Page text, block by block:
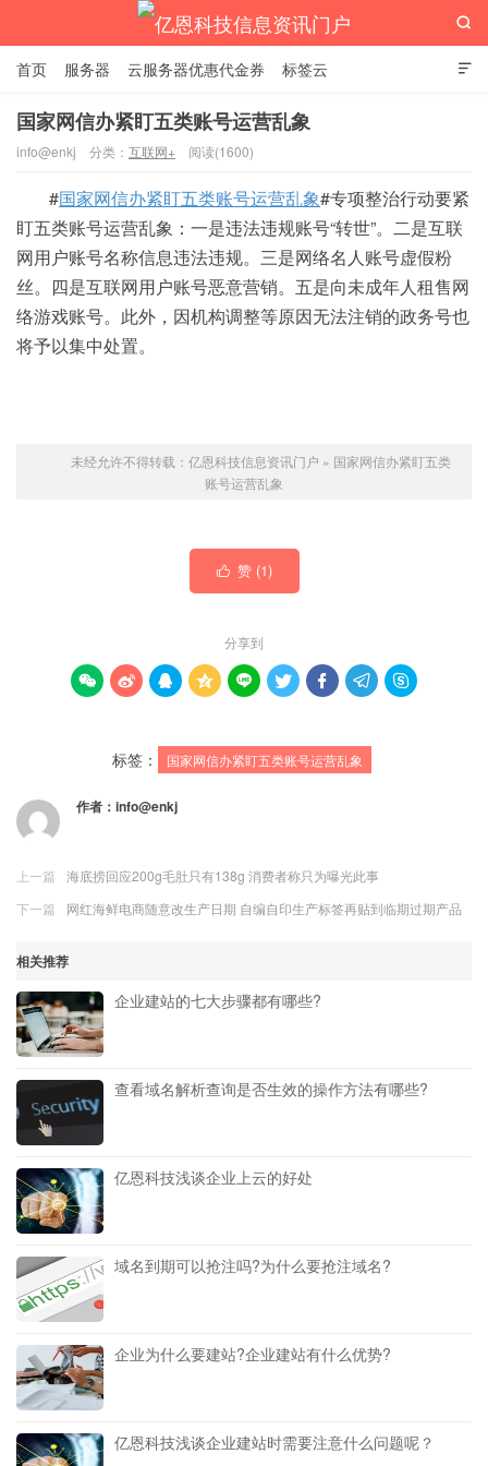

首页 服务器 云服务器优惠代金券 标签云

国家网信办紧盯五类账号运营乱象
info@enkj 分类： 互联网+ 阅读(1600)
#国家网信办紧盯五类账号运营乱象#专项整治行动要紧
盯五类账号运营乱象：一是违法违规账号“转世”。二是互联
网用户账号名称信息违法违规。三是网络名人账号虚假粉
丝。四是互联网用户账号恶意营销。五是向未成年人租售网
络游戏账号。此外，因机构调整等原因无法注销的政务号也
将予以集中处置。
未经允许不得转载： 亿恩科技信息资讯门户 » 国家网信办紧盯五类
账号运营乱象
 赞 (1)
分享到
        
标签： 国家网信办紧盯五类账号运营乱象
作者： info@enkj
上一篇
海底捞回应200g毛肚只有138g 消费者称只为曝光此事
下一篇
网红海鲜电商随意改生产日期 自编自印生产标签再贴到临期过期产品
相关推荐
企业建站的七大步骤都有哪些?
查看域名解析查询是否生效的操作方法有哪些?
亿恩科技浅谈企业上云的好处
域名到期可以抢注吗?为什么要抢注域名?
企业为什么要建站?企业建站有什么优势?
亿恩科技浅谈企业建站时需要注意什么问题呢？